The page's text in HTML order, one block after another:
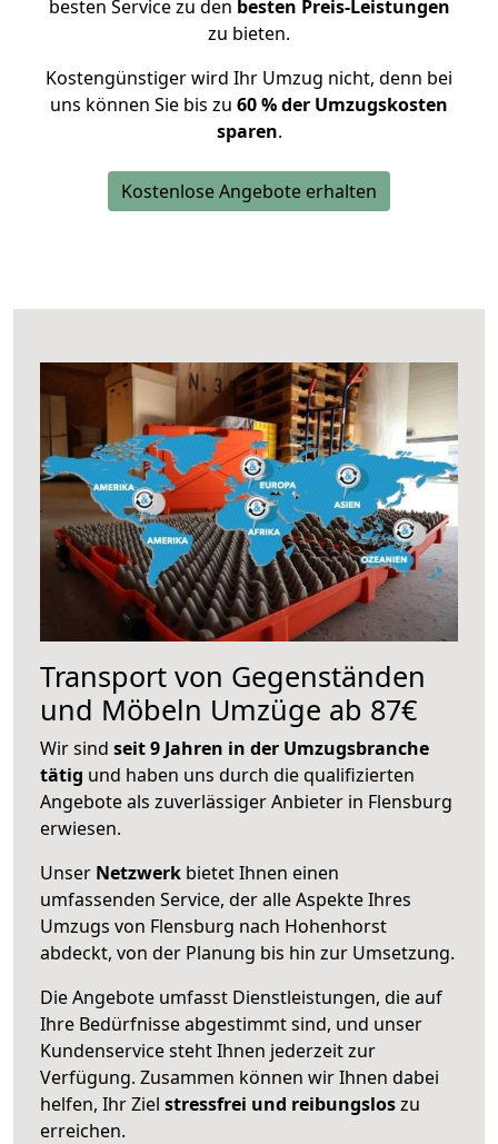
besten Service zu den besten Preis-Leistungen
zu bieten.
Kostengünstiger wird Ihr Umzug nicht, denn bei
uns können Sie bis zu 60 % der Umzugskosten
sparen.
Kostenlose Angebote erhalten
Transport von Gegenständen
und Möbeln Umzüge ab 87€
Wir sind seit 9 Jahren in der Umzugsbranche
tätig und haben uns durch die qualifizierten
Angebote als zuverlässiger Anbieter in Flensburg
erwiesen.
Unser Netzwerk bietet Ihnen einen
umfassenden Service, der alle Aspekte Ihres
Umzugs von Flensburg nach Hohenhorst
abdeckt, von der Planung bis hin zur Umsetzung.
Die Angebote umfasst Dienstleistungen, die auf
Ihre Bedürfnisse abgestimmt sind, und unser
Kundenservice steht Ihnen jederzeit zur
Verfügung. Zusammen können wir Ihnen dabei
helfen, Ihr Ziel stressfrei und reibungsloszu
erreichen.